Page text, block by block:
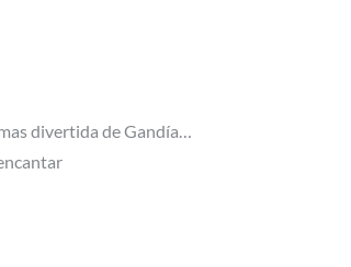
divertida de Gandía…